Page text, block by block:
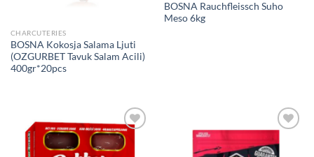
CHARCUTERIES
BOSNA Kokosja Salama Ljuti
(OZGURBET Tavuk Salam Acili)
400gr*20pcs
BOSNA Rauchfleissch Suho
Meso 6kg
Ajouter
à la liste
Ajouter
à la liste